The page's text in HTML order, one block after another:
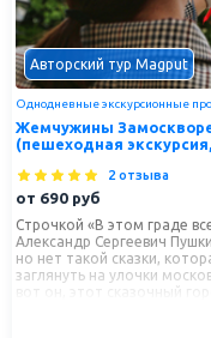
Авторский тур Magput
Однодневные экскурсионные
Жемчужины
(пешеходная
2 отзыва
от 690 руб
Строчкой «В этом граде
Александр Сергеевич
но нет такой сказки,
заглянуть на улочки
вот он, этот сказочный
сохранились богатые